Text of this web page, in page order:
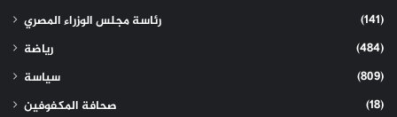
رئاسة مجلس الوزراء المصري
(141)
رياضة
(484)
سياسة
(809)
صحافة المكفوفين
(18)